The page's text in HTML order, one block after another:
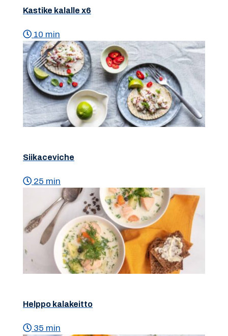
Kastike kalalle x6
10 min
Siikaceviche
25 min
Helppo kalakeitto
35 min